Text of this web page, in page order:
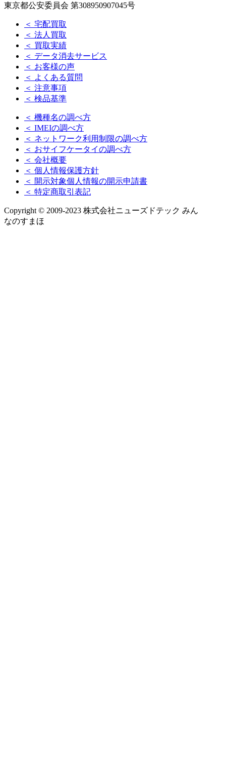
東京都公安委員会 第308950907045号
＜ 宅配買取
＜ 法人買取
＜ 買取実績
＜ データ消去サービス
＜ お客様の声
＜ よくある質問
＜ 注意事項
＜ 検品基準
＜ 機種名の調べ方
＜ IMEIの調べ方
＜ ネットワーク利用制限の調べ方
＜ おサイフケータイの調べ方
＜ 会社概要
＜ 個人情報保護方針
＜ 開示対象個人情報の開示申請書
＜ 特定商取引表記
Copyright © 2009-2023 株式会社ニューズドテック みん
なのすまほ